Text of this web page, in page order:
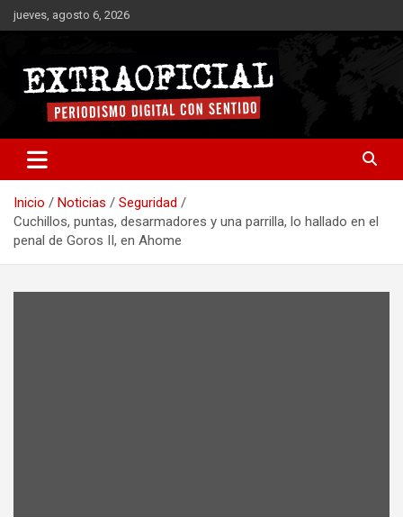
Saltar
al
jueves, agosto 6, 2026
Extraoficial
Inicio Noticias
Seguridad
Cuchillos, puntas, desarmadores y una parrilla, lo hallado en el
penal de Goros II, en Ahome